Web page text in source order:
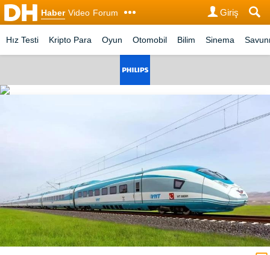
Haber Video Forum Giriş
Hız Testi Kripto Para Oyun Otomobil Bilim Sinema